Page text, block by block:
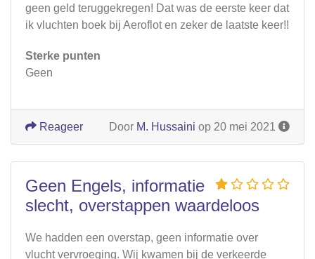
geen geld teruggekregen! Dat was de eerste keer dat
ik vluchten boek bij Aeroflot en zeker de laatste keer!!
Sterke punten
Geen
Door M. Hussaini op 20 mei 2021
Reageer
Geen Engels, informatie
slecht, overstappen waardeloos
We hadden een overstap, geen informatie over
vlucht vervroeging. Wij kwamen bij de verkeerde